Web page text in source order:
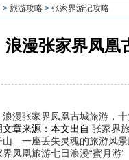
> 旅游攻略 > 张家界游记攻略
浪漫张家界凤凰
浪漫张家界凤凰古城旅游，
文章来源：本文出自 张家界
山—一座丢失灵魂的旅游风
界凤凰旅游七日浪漫“蜜月游”